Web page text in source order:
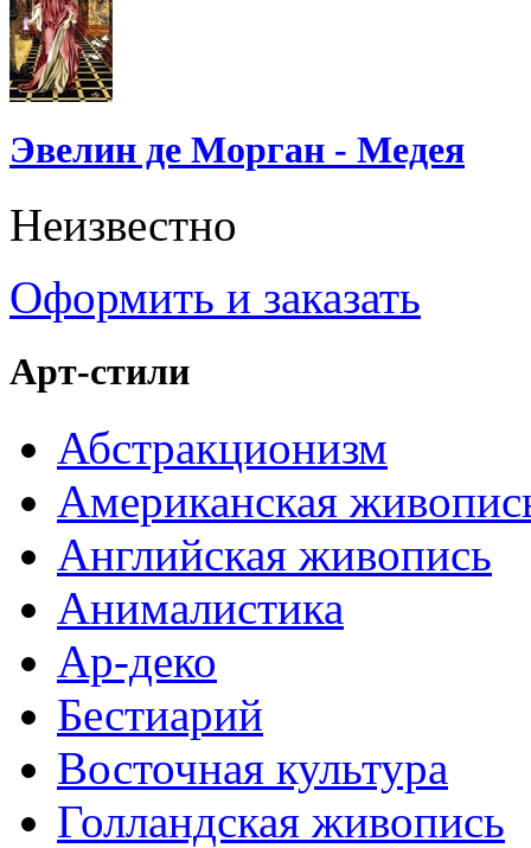
Эвелин де Морган - Медея
Неизвестно
Оформить и заказать
Арт-стили
Абстракционизм
Американская
Английская живопись
Анималистика
Ар-деко
Бестиарий
Восточная культура
Голландская живопись